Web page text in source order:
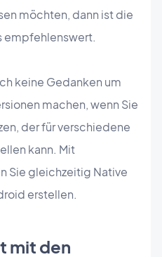
möchten, dann ist die
empfehlenswert.
keine Gedanken um
machen, wenn Sie
der für verschiedene
kann. Mit
Sie gleichzeitig Native
erstellen.
mit den